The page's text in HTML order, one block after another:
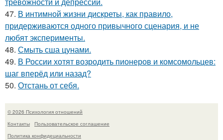
47. В интимной жизни дискреты, как правило,
придерживаются одного привычного сценария, и не
любят эксперименты.
48. Смыть сша цунами.
49. В России хотят возродить пионеров и комсомольцев:
шаг вперёд или назад?
50. Отстань от себя.
© 2026 Психология отношений
Контакты
Пользовательское соглашение
Политика конфидециальности